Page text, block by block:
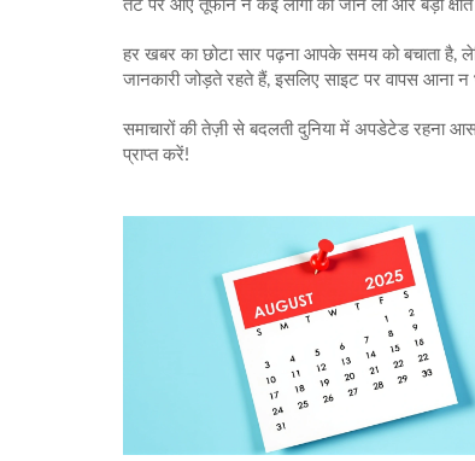
तट पर आए तूफान ने कई लोगों की जान ली और बड़ी
हर खबर का छोटा सार पढ़ना आपके समय को बचाता है,
जानकारी जोड़ते रहते हैं, इसलिए साइट पर वापस आना
समाचारों की तेज़ी से बदलती दुनिया में अपडेटेड रहना
प्राप्त करें!